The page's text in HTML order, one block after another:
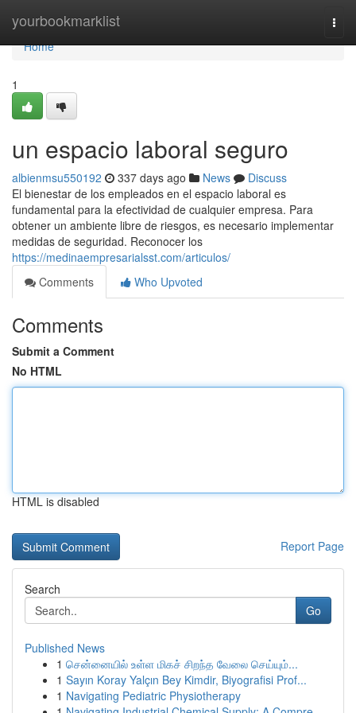
yourbookmarklist
Home
Home
1
un espacio laboral seguro
albienmsu550192 337 days ago News
Discuss
El bienestar de los empleados en el espacio laboral es
fundamental para la efectividad de cualquier empresa. Para
obtener un ambiente libre de riesgos, es necesario implementar
medidas de seguridad. Reconocer los
https://medinaempresarialsst.com/articulos/
Comments
Who Upvoted
Comments
Submit a Comment
No HTML
HTML is disabled
Report Page
Search
Go
Published News
1 சென்னையில் உள்ள மிகச் சிறந்த வேலை செய்யும்...
1 Sayın Koray Yalçın Bey Kimdir, Biyografisi Prof...
1 Navigating Pediatric Physiotherapy